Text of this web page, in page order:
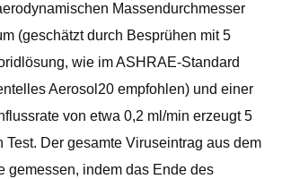
Massendurchmesser
(geschätzt durch Besprühen mit 5
wie im ASHRAE-Standard
Aerosol20 empfohlen) und einer
von etwa 0,2 ml/min erzeugt 5
Test. Der gesamte Viruseintrag aus dem
gemessen, indem das Ende des